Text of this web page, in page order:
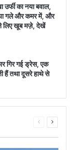
का नया बवाल,
गले और कमर में, और
ने लिए खूब मज़े, देखें
गिर गई ड्रेस, एक
हैं तथा दूसरे हाथे से
Previous
Next